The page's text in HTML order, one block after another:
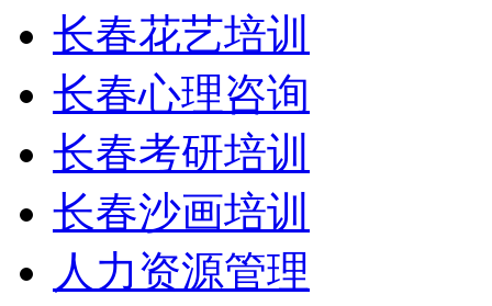
长春花艺培训
长春心理咨询
长春考研培训
长春沙画培训
人力资源管理